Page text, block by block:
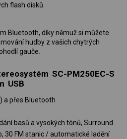
flash disků.
Bluetooth, díky němuž si můžete
hudby z vašich chytrých
gauče.
SC-PM250EC-S
USB
a přes Bluetooth
basů a vysokých tónů, Surround
30 FM stanic / automatické ladění